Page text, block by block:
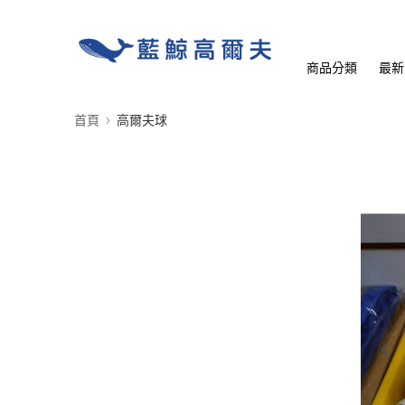
商品分類 最
首頁 高爾夫球